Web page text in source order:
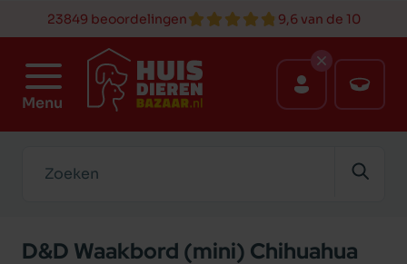
23849 beoordelingen 9,6 van de 10
Menu
D&D Waakbord (mini) Chihuahua